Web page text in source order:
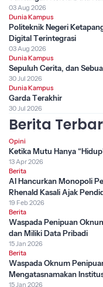
03 Aug 2026
Dunia Kampus
Politeknik Negeri
Digital Terintegrasi
03 Aug 2026
Dunia Kampus
Sepuluh Cerita, dan
30 Jul 2026
Dunia Kampus
Garda Terakhir
30 Jul 2026
Berita
Opini
Ketika Mutu Hanya
13 Apr 2026
Berita
AI Hancurkan Monopoli
Rhenald Kasali Ajak
19 Feb 2026
Berita
Waspada Penipuan
dan Miliki Data Pribadi
15 Jan 2026
Berita
Waspada Oknum
Mengatasnamakan
15 Jan 2026